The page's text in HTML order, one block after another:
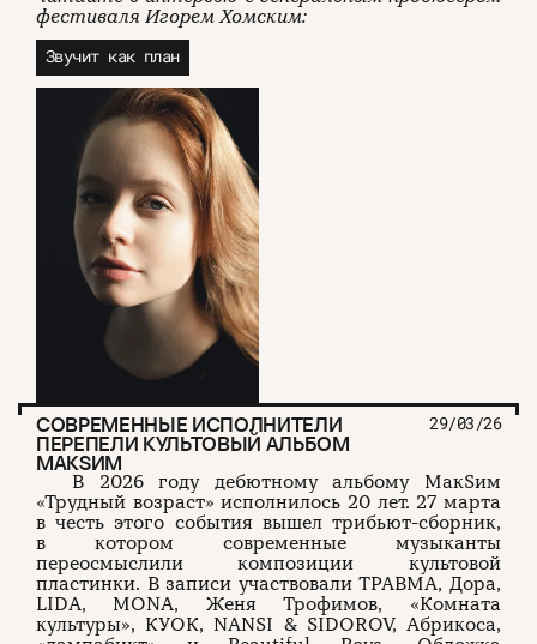
фестиваля Игорем Хомским:
Звучит как план
СОВРЕМЕННЫЕ ИСПОЛНИТЕЛИ
ПЕРЕПЕЛИ КУЛЬТОВЫЙ АЛЬБОМ
МАКSИМ
29/03/26
В 2026 году дебютному альбому МакSим
«Трудный возраст» исполнилось 20 лет. 27 марта
в честь этого события вышел трибьют-сборник,
в котором современные музыканты
переосмыслили композиции культовой
пластинки. В записи участвовали ТРАВМА, Дора,
LIDA, MONA, Женя Трофимов, «Комната
культуры», КУОК, NANSI & SIDOROV, Абрикоса,